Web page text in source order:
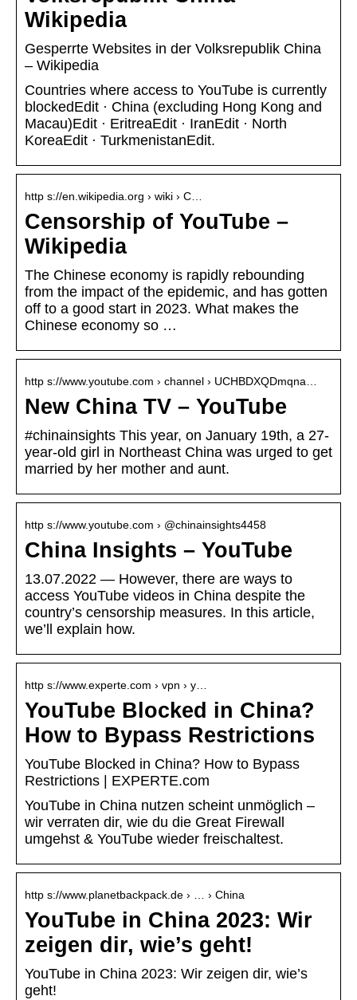
Wikipedia
Gesperrte Websites in der Volksrepublik China
– Wikipedia
Countries where access to YouTube is currently
blockedEdit · China (excluding Hong Kong and
Macau)Edit · EritreaEdit · IranEdit · North
KoreaEdit · TurkmenistanEdit.
http s://en.wikipedia.org › wiki › C…
Censorship of YouTube –
Wikipedia
The Chinese economy is rapidly rebounding
from the impact of the epidemic, and has gotten
off to a good start in 2023. What makes the
Chinese economy so …
http s://www.youtube.com › channel › UCHBDXQDmqna…
New China TV – YouTube
#chinainsights This year, on January 19th, a 27-
year-old girl in Northeast China was urged to get
married by her mother and aunt.
http s://www.youtube.com › @chinainsights4458
China Insights – YouTube
13.07.2022 — However, there are ways to
access YouTube videos in China despite the
country’s censorship measures. In this article,
we’ll explain how.
http s://www.experte.com › vpn › y…
YouTube Blocked in China?
How to Bypass Restrictions
YouTube Blocked in China? How to Bypass
Restrictions | EXPERTE.com
YouTube in China nutzen scheint unmöglich –
wir verraten dir, wie du die Great Firewall
umgehst & YouTube wieder freischaltest.
http s://www.planetbackpack.de › … › China
YouTube in China 2023: Wir
zeigen dir, wie’s geht!
YouTube in China 2023: Wir zeigen dir, wie’s
geht!